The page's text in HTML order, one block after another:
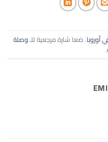
أوروبا. ضعا شارة مرجعية للـوصلة
.